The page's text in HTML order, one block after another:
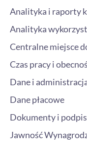
Analityka i raporty
Analityka
Centralne miejsce
Czas pracy i
Dane i
Dane płacowe
Dokumenty i
Jawność